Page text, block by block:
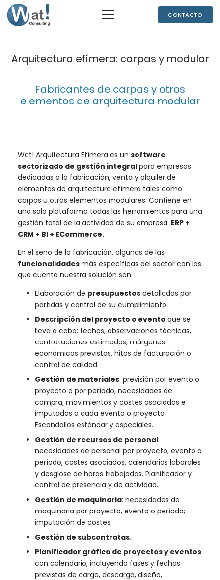
CONTACTO
Arquitectura efímera: carpas y modular
Fabricantes de carpas y otros
elementos de arquitectura modular
Wat! Arquitectura Efímera es un software
sectorizado de gestión integral para empresas
dedicadas a la fabricación, venta y alquiler de
elementos de arquitectura efímera tales como
carpas u otros elementos modulares. Contiene en
una sola plataforma todas las herramientas para una
gestión total de la actividad de su empresa: ERP +
CRM + BI + ECommerce.
En el seno de la fabricación, algunas de las
funcionalidades más específicas del sector con las
que cuenta nuestra solución son:
Elaboración de presupuestos detallados por
partidas y control de su cumplimiento.
Descripción del proyecto o evento que se
lleva a cabo: fechas, observaciones técnicas,
contrataciones estimadas, márgenes
económicos previstos, hitos de facturación o
control de calidad.
Gestión de materiales: previsión por evento o
proyecto o por período, necesidades de
compra, movimientos y costes asociados e
imputados a cada evento o proyecto.
Escandallos estándar y especiales.
Gestión de recursos de personal:
necesidades de personal por proyecto, evento o
período, costes asociados, calendarios laborales
y desglose de horas trabajadas. Planificador y
control de presencia y de actividad.
Gestión de maquinaria: necesidades de
maquinaria por proyecto, evento o período;
imputación de costes.
Gestión de subcontratas.
Planificador gráfico de proyectos y eventos
con calendario, incluyendo fases y fechas
previstas de carga, descarga, diseño,